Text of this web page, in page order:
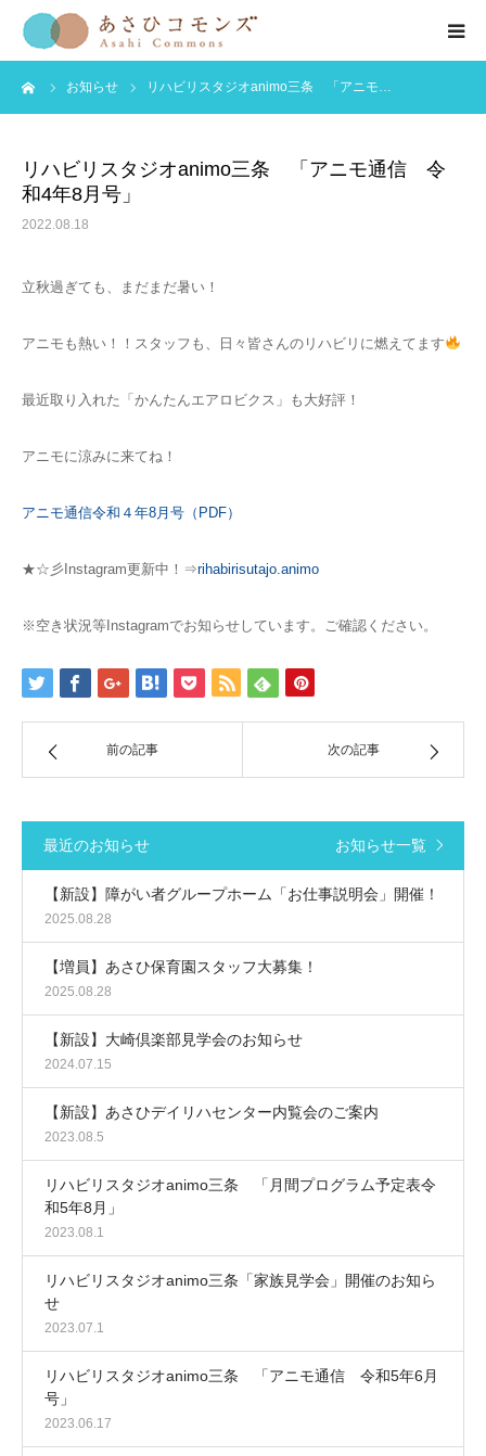
お知らせ リハビリスタジオanimo三条 「アニモ…
リハビリスタジオanimo三条 「アニモ通信 令
和4年8月号」
2022.08.18
立秋過ぎても、まだまだ暑い！
アニモも熱い！！スタッフも、日々皆さんのリハビリに燃えてます
最近取り入れた「かんたんエアロビクス」も大好評！
アニモに涼みに来てね！
アニモ通信令和４年8月号（PDF）
★☆彡Instagram更新中！⇒rihabirisutajo.animo
※空き状況等Instagramでお知らせしています。ご確認ください。
前の記事 次の記事
最近のお知らせ お知らせ一覧
【新設】障がい者グループホーム「お仕事説明会」開催！
2025.08.28
【増員】あさひ保育園スタッフ大募集！
2025.08.28
【新設】大崎倶楽部見学会のお知らせ
2024.07.15
【新設】あさひデイリハセンター内覧会のご案内
2023.08.5
リハビリスタジオanimo三条 「月間プログラム予定表令
和5年8月」
2023.08.1
リハビリスタジオanimo三条「家族見学会」開催のお知ら
せ
2023.07.1
リハビリスタジオanimo三条 「アニモ通信 令和5年6月
号」
2023.06.17
HOME
会社紹介
事業紹介
公開情報
お問い合わせ